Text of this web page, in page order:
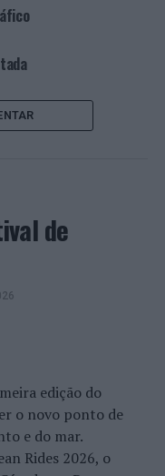
vida?” em
School
de
edição do
o novo ponto de
e do mar.
Rides 2026, o